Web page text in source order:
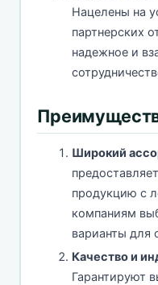
Нацелены на
партнерских
надежное и
Широкий
продукцию с
компаниям
варианты для
Качество и
Гарантируют